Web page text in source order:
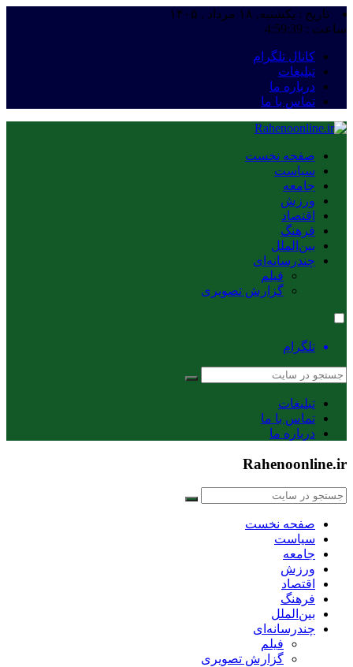
تاریخ : یکشنبه, ۱۸ مرداد , ۱۴۰۵
ساعت : 4:59:39
کانال تلگرام
تبلیغات
درباره ما
تماس با ما
صفحه نخست
سیاست
جامعه
ورزش
اقتصاد
فرهنگ
بین‌الملل
چندرسانه‌ای
فیلم
گزارش تصویری
تلگرام
تبلیغات
تماس با ما
درباره ما
Rahenoonline.ir
صفحه نخست
سیاست
جامعه
ورزش
اقتصاد
فرهنگ
بین‌الملل
چندرسانه‌ای
فیلم
گزارش تصویری